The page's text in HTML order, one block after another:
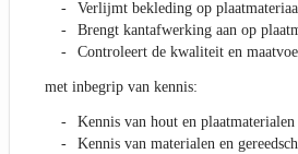
Verlijmt bekleding op
Brengt kantafwerking aan op
Controleert de kwaliteit en
met inbegrip van kennis:
Kennis van hout en plaatmaterialen
Kennis van materialen en